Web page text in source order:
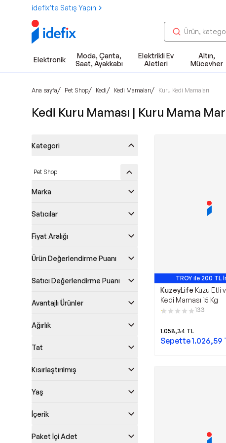
idefix’te Satış Yapın
Elektronik
Moda, Çanta,
Saat, Ayakkabı
Elektrikli Ev
Aletleri
Altın,
Mücevher
Ana sayfa/ Pet Shop/ Kedi/ Kedi Mamaları/ Kuru Kedi Mamaları
Kedi Kuru Maması | Kuru Mama
Kategori
Pet Shop
Marka
Satıcılar
Fiyat Aralığı
Ürün Değerlendirme Puanı
Satıcı Değerlendirme Puanı
Avantajlı Ürünler
Ağırlık
Tat
Kısırlaştırılmış
Yaş
İçerik
Paket İçi Adet
TROY ile 200 TL
En Çok Satan
KuzeyLife Kuzu Etli
Kedi Maması 15 Kg
133
1.058,34 TL
Sepette1.026,59